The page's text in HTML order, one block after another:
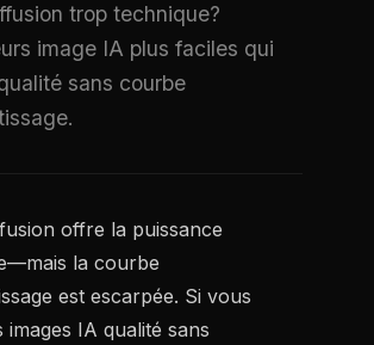
trop technique?
image IA plus faciles qui
sans courbe
offre la puissance
la courbe
est escarpée. Si vous
images IA qualité sans